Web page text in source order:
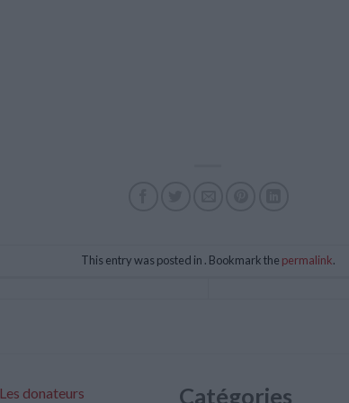
This entry was posted in . Bookmark the permalink.
Les donateurs Catégories